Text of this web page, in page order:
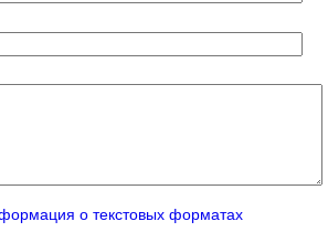
о текстовых форматах